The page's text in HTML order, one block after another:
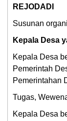
REJODADI
Susunan
Kepala Desa
Kepala Desa
Pemerintah
Pemerintahan
Tugas,
Kepala Desa